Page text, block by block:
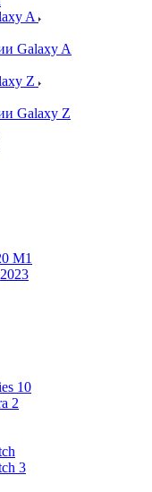
A
Galaxy A
Z
Galaxy Z
M1
10
2
3